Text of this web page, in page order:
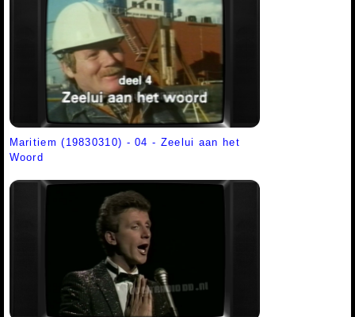
Maritiem (19830310) - 04 - Zeelui aan het
Woord